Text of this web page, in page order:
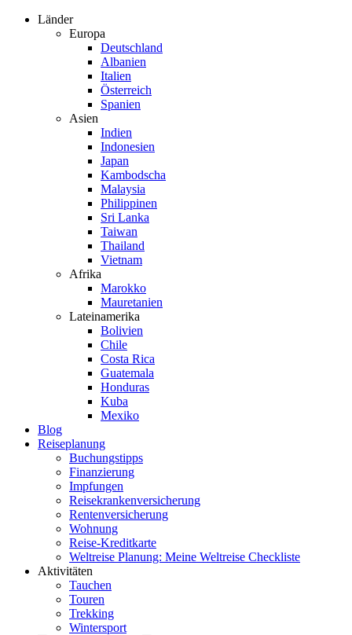
Länder
Europa
Deutschland
Albanien
Italien
Österreich
Spanien
Asien
Indien
Indonesien
Japan
Kambodscha
Malaysia
Philippinen
Sri Lanka
Taiwan
Thailand
Vietnam
Afrika
Marokko
Mauretanien
Lateinamerika
Bolivien
Chile
Costa Rica
Guatemala
Honduras
Kuba
Mexiko
Blog
Reiseplanung
Buchungstipps
Finanzierung
Impfungen
Reisekrankenversicherung
Rentenversicherung
Wohnung
Reise-Kreditkarte
Weltreise Planung: Meine Weltreise Checkliste
Aktivitäten
Tauchen
Touren
Trekking
Wintersport